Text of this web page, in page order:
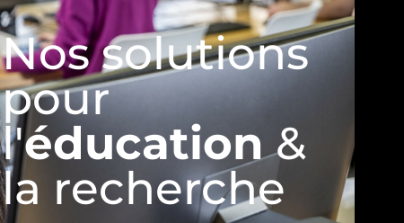
Nos solutions
pour
l'éducation&
la recherche